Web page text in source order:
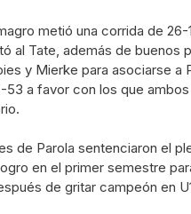
metió una corrida de 26-
al Tate, además de buenos
y Mierke para asociarse a
53 a favor con los que
de Parola sentenciaron el
en el primer semestre
de gritar campeón en